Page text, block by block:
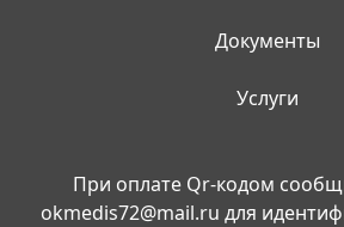
Документы
Услуги
При оплате Qr-кодом
okmedis72@mail.ru для